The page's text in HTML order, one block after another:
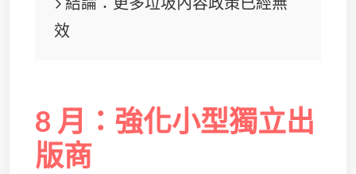
效
8 月：強化小型獨立出
版商